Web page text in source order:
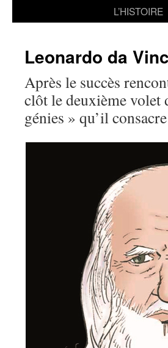
L’HISTOIRE
Leonardo da
Après le succès
clôt le deuxième volet
génies » qu’il